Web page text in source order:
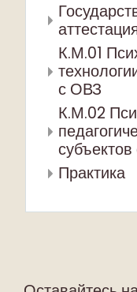
К.М.01
с ОВЗ
К.М.02
Практика